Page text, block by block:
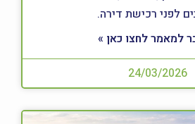
לפני רכישת דירה.
למאמר לחצו כאן »
24/03/2026